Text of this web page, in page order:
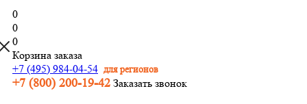
0
0
0
Корзина заказа
+7 (495) 984-04-54 для регионов
+7 (800) 200-19-42 Заказать звонок